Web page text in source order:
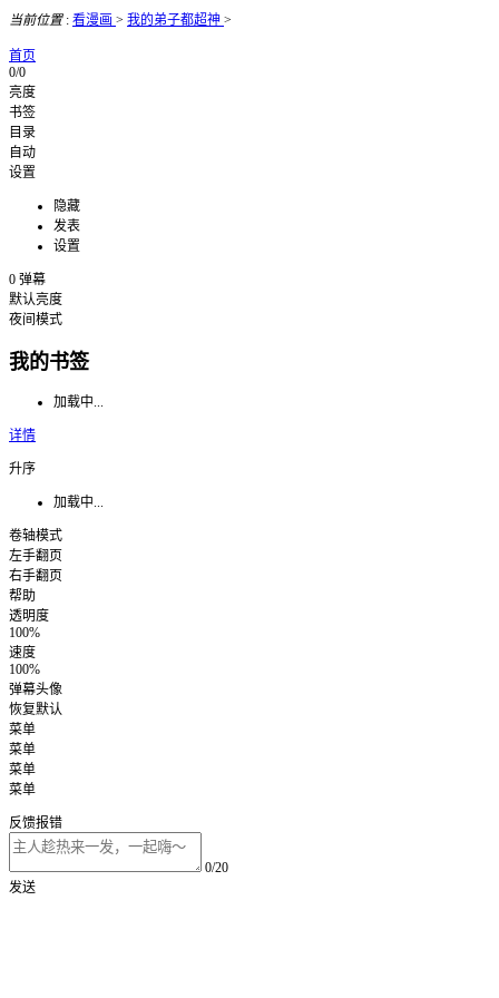
当前位置: 看漫画 > 我的弟子都超神 >
首页
0/0
亮度
书签
目录
自动
设置
隐藏
发表
设置
0 弹幕
默认亮度
夜间模式
我的书签
加载中...
详情
升序
加载中...
卷轴模式
左手翻页
右手翻页
帮助
透明度
100%
速度
100%
弹幕头像
恢复默认
菜单
菜单
菜单
菜单
反馈报错
0/20
发送